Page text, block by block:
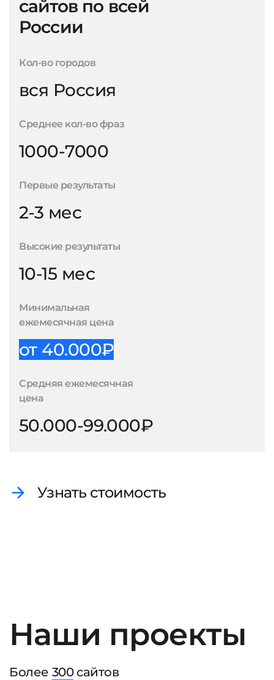
сайтов по всей
России
Кол-во городов
вся Россия
Среднее кол-во фраз
1000-7000
Первые результаты
2-3 мес
Высокие результаты
10-15 мес
Минимальная
ежемесячная цена
от 40.000₽
Средняя ежемесячная
цена
50.000-99.000₽
Узнать стоимость
Наши проекты
Более 300сайтов